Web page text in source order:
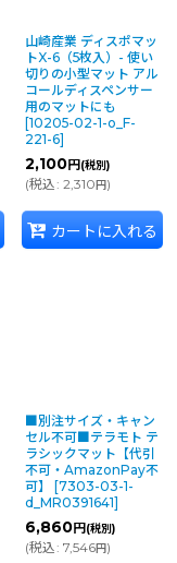
山崎産業 ディスポマッ
トX-6（5枚入）- 使い
切りの小型マット アル
コールディスペンサー
用のマットにも
[10205-02-1-o_F-
221-6]
2,100円 (税別)
(税込: 2,310円)
カートに入れる
■別注サイズ・キャン
セル不可■テラモト テ
ラシックマット【代引
不可・AmazonPay不
可】
[7303-03-1-
d_MR0391641]
6,860円 (税別)
(税込: 7,546円)